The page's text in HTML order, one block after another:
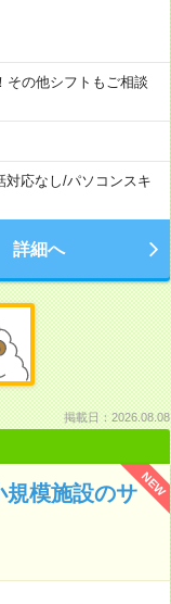
その他シフトもご相談
対応なし/パソコンスキ
詳細へ
掲載日：2026.08.08
NEW
規模施設のサ